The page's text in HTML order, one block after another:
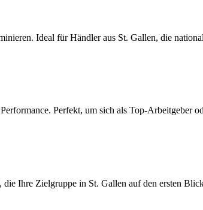
Ideal für Händler aus St. Gallen, die
Perfekt, um sich als Top-Arbeitgeber
Ihre Zielgruppe in St. Gallen auf den ersten